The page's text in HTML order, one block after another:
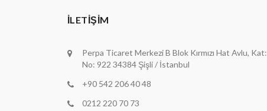
İLETIŞIM
Perpa Ticaret Merkezi B Blok Kırmızı Hat Avlu,
No: 922 34384 Şişli / İstanbul
+90 542 206 40 48
0212 220 70 73